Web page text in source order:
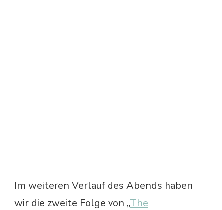
Im weiteren Verlauf des Abends haben
wir die zweite Folge von „The